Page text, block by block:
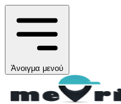
Άνοιγμα μενού